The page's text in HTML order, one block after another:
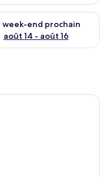
août 7 - août 9
week-end prochain
août 14 - août 16
la disponibilité pour
moderne avec un lit,